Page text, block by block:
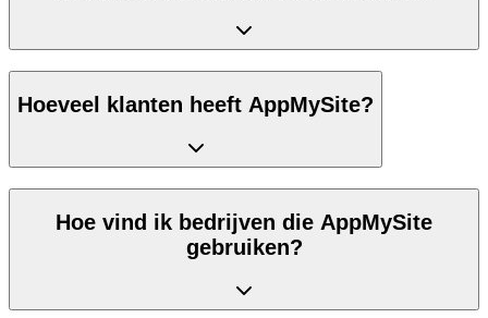
Hoeveel klanten heeft AppMySite?
Hoe vind ik bedrijven die AppMySite
gebruiken?